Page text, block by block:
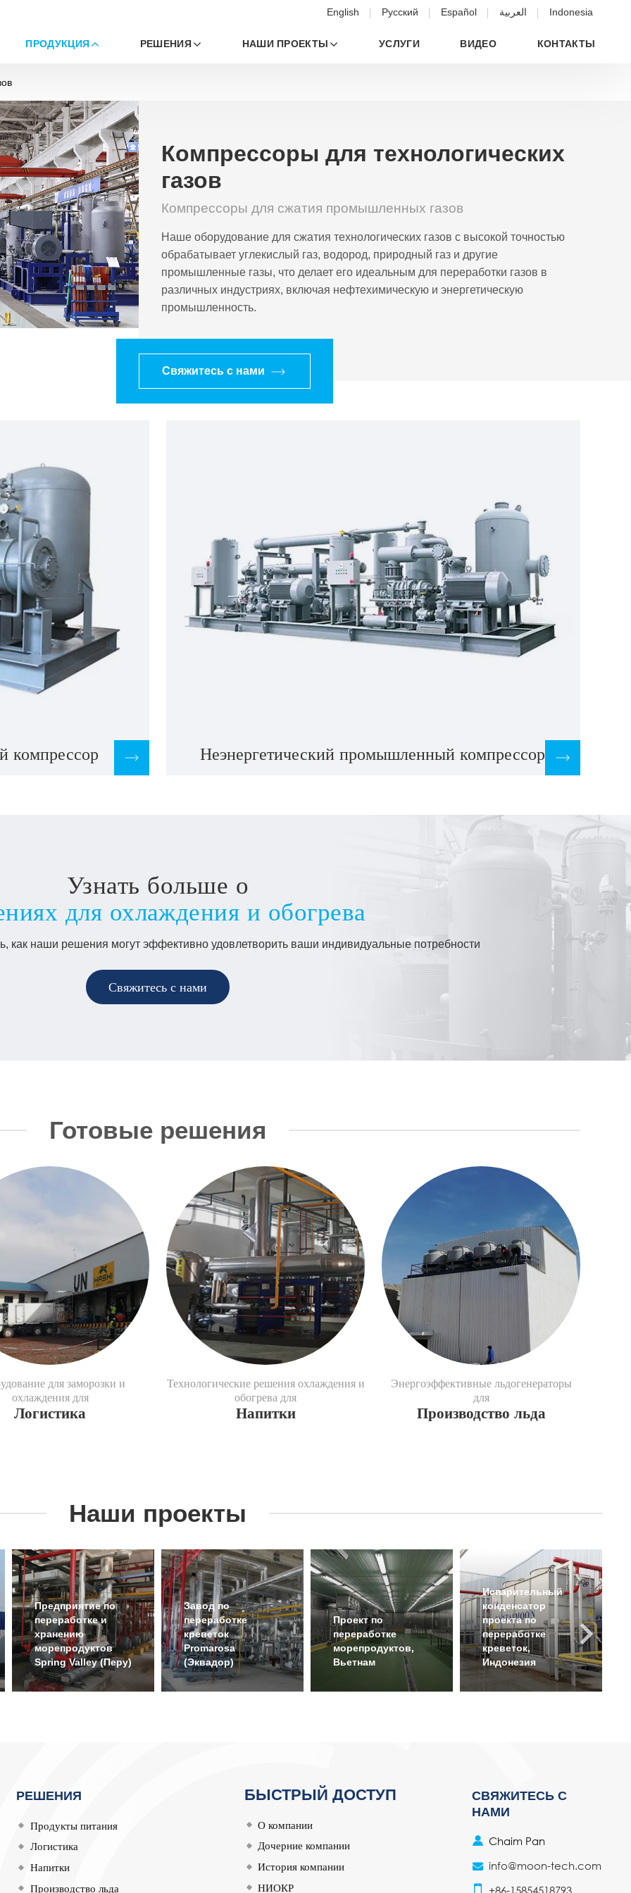
English Русский Español العربية Indonesia
ПРОДУКЦИЯ РЕШЕНИЯ НАШИ ПРОЕКТЫ УСЛУГИ ВИДЕО КОНТАКТЫ
Компрессоры для технологических
газов
Компрессоры для сжатия промышленных газов
Наше оборудование для сжатия технологических газов с высокой точностью
обрабатывает углекислый газ, водород, природный газ и другие
промышленные газы, что делает его идеальным для переработки газов в
различных индустриях, включая нефтехимическую и энергетическую
промышленность.
Свяжитесь с нами
компрессор Неэнергетический промышленный компрессор
Узнать больше о
для охлаждения и обогрева
как наши решения могут эффективно удовлетворить ваши индивидуальные потребности
Свяжитесь с нами
Готовые решения
для заморозки и
охлаждения для
Логистика
Технологические решения охлаждения и
обогрева для
Напитки
Энергоэффективные льдогенераторы
для
Производство льда
Наши проекты
Предприятие по
переработке и
хранению
морепродуктов
Spring Valley (Перу)
Завод по
переработке
креветок
Promarosa
(Эквадор)
Проект по
переработке
морепродуктов,
Вьетнам
Испарительный
конденсатор
проекта по
переработке
креветок,
Индонезия
РЕШЕНИЯ
Продукты питания
Логистика
Напитки
Производство льда
БЫСТРЫЙ ДОСТУП
О компании
Дочерние компании
История компании
НИОКР
СВЯЖИТЕСЬ С
НАМИ
Chaim Pan
info@moon-tech.com
+86-15854518793